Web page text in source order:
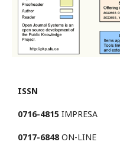
ISSN
0716-4815 IMPRESA
0717-6848ON-LINE